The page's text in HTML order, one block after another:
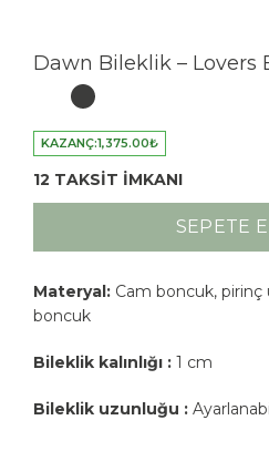
Dawn Bileklik – Lovers
KAZANÇ:1,375.00₺
12 TAKSİT İMKANI
SEPETE
Materyal: Cam boncuk, pirinç
boncuk
Bileklik kalınlığı : 1 cm
Bileklik uzunluğu :